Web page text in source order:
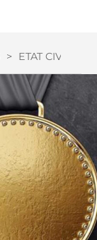
> ETAT CIVIL